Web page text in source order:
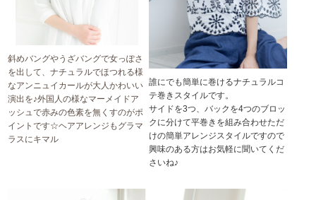
斜めバングやうざバングで女っぽさ
を出して、ナチュラルでほつれる様
なアンニュイカールが大人かわいい
演出を♪外国人の様なマーメイドア
ッシュで赤みの色素を無くすのがポ
イントです☆ヘアアレンジもグラマ
ラスにキマル
誰にでも簡単に巻けるナチュラルコ
テ巻きスタイルです。
サイドを3つ、バックを4つのブロッ
クに分けて平巻きを組み合わせただ
けの簡単アレンジスタイルですので
興味のある方はお気軽に聞いてくだ
さいね♪